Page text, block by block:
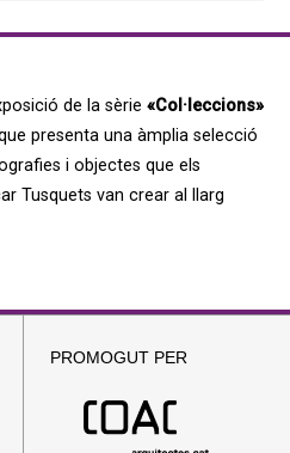
de la sèrie «Col·leccions»
presenta una àmplia selecció
i objectes que els
Tusquets van crear al llarg
PROMOGUT PER